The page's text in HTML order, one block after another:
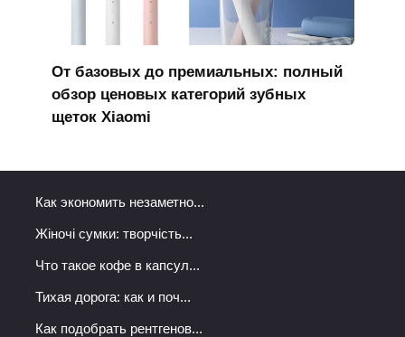
От базовых до премиальных: полный
обзор ценовых категорий зубных
щеток Xiaomi
Как экономить незаметно...
Жіночі сумки: творчість...
Что такое кофе в капсул...
Тихая дорога: как и поч...
Как подобрать рентгенов...